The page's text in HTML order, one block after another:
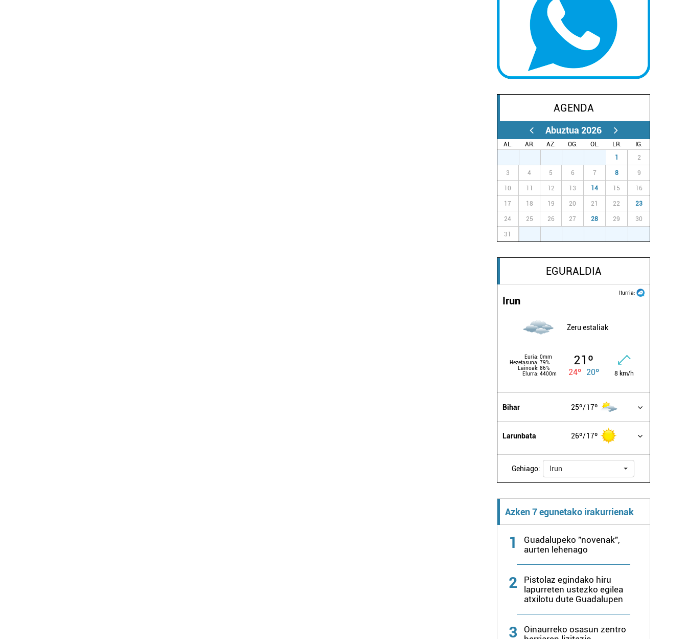
AGENDA
Abuztua 2026
AL. AR. AZ. OG. OL. LR.
IG.
1 2
3 4 5 6 7 8 9
10 11 12 13 14 15 16
17 18 19 20 21 22 23
24 25 26 27 28 29 30
31
EGURALDIA
Iturria:
Irun
Zeru estaliak
Euria: 0mm
Hezetasuna: 79%
Lainoak: 86%
Elurra: 4400m
21º
24º 20º 8 km/h
Bihar 25º 17º
Larunbata 26º 17º
Gehiago: Irun
Azken 7 egunetako irakurrienak
1
Guadalupeko "novenak",
aurten lehenago
2
Pistolaz egindako hiru
lapurreten ustezko egilea
atxilotu dute Guadalupen
3
Oinaurreko osasun zentro